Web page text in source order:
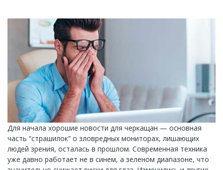
Для начала хорошие новости для черкащан — основная
часть “страшилок” о зловредных мониторах, лишающих
людей зрения, осталась в прошлом. Современная техника
уже давно работает не в синем, а зеленом диапазоне, что